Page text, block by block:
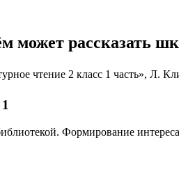
может рассказать
чтение 2 класс 1 часть», Л.
Формирование